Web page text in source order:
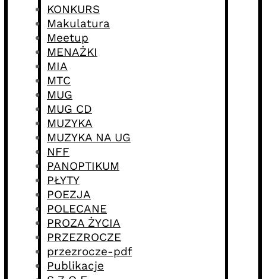
KONKURS
Makulatura
Meetup
MENAŻKI
MIA
MTC
MUG
MUG CD
MUZYKA
MUZYKA NA UG
NFF
PANOPTIKUM
PŁYTY
POEZJA
POLECANE
PROZA ŻYCIA
PRZEZROCZE
przezrocze-pdf
Publikacje